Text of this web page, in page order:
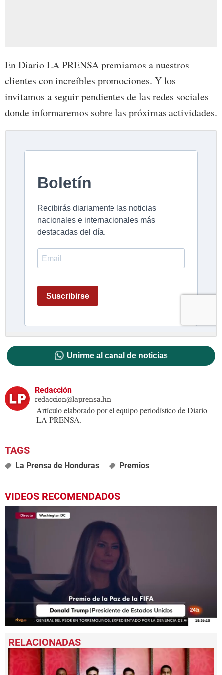
En Diario LA PRENSA premiamos a nuestros
clientes con increíbles promociones. Y los
invitamos a seguir pendientes de las redes sociales
donde informaremos sobre las próximas actividades.
Unirme al canal de noticias
Redacción
redaccion@laprensa.hn
Artículo elaborado por el equipo periodístico de Diario
LA PRENSA.
La Prensa de Honduras Premios
VIDEOS RECOMENDADOS
seconds
of